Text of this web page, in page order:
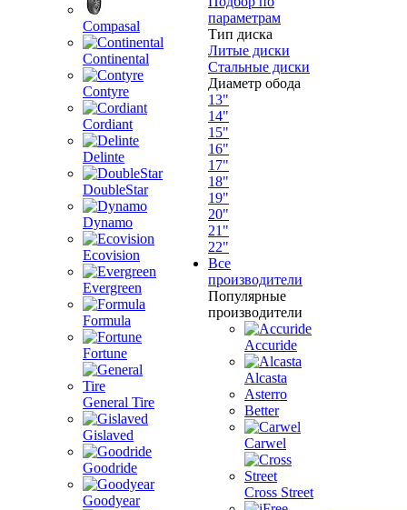
Compasal
Continental
Contyre
Cordiant
Delinte
DoubleStar
Dynamo
Ecovision
Evergreen
Formula
Fortune
General Tire
Gislaved
Goodride
Goodyear
параметрам
Тип диска
Литые диски
Стальные диски
Диаметр обода
13"
14"
15"
16"
17"
18"
19"
20"
21"
22"
Все
производители
Популярные
производители
Accuride
Alcasta
Asterro
Better
Carwel
Cross Street